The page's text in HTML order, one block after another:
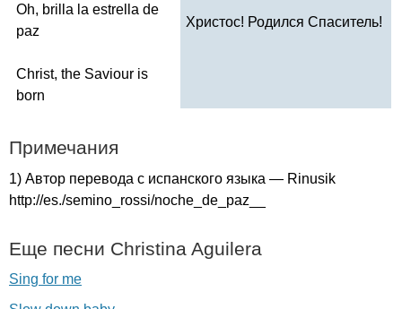
Oh, brilla la estrella de
paz
Christ, the Saviour is
born
Христос! Родился Спаситель!
Примечания
1) Автор перевода с испанского языка — Rinusik
http://es./semino rossi/noche de paz
Еще песни Christina Aguilera
Sing for me